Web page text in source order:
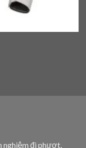
nghiệm đi phượt,